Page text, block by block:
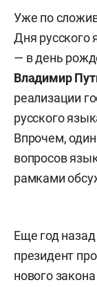
Уже по
Дня русского
— в день
Владимир
реализации
русского
Впрочем,
вопросов
рамками
Еще год
президент
нового